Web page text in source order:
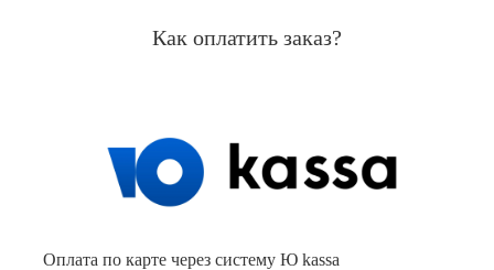
Как оплатить заказ?
Оплата по карте через систему Ю kassa